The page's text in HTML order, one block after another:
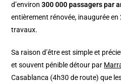
d’environ300 000 passagers par
entièrement rénovée, inaugurée
travaux.
Sa raison d’être est simple et
et souvent pénible détour par
Casablanca (4h30 de route) que